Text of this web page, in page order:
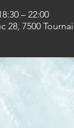
– 22:00
28, 7500